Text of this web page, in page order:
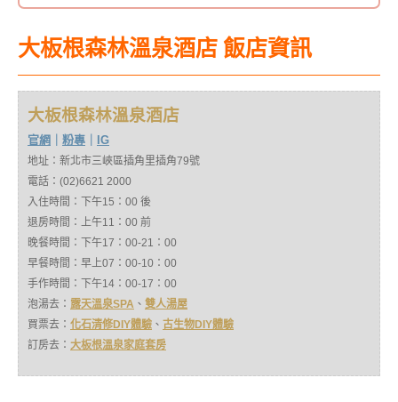
大板根森林溫泉酒店飯店資訊
大板根森林溫泉酒店
官網 粉專 IG
地址：新北市三峽區插角里插角79號
電話：(02)6621 2000
入住時間：下午15：00 後
退房時間：上午11：00 前
晚餐時間：下午17：00-21：00
早餐時間：早上07：00-10：00
手作時間：下午14：00-17：00
泡湯去： 露天溫泉SPA 、 雙人湯屋
買票去： 化石清修DIY體驗 、 古生物DIY體驗
訂房去： 大板根溫泉家庭套房